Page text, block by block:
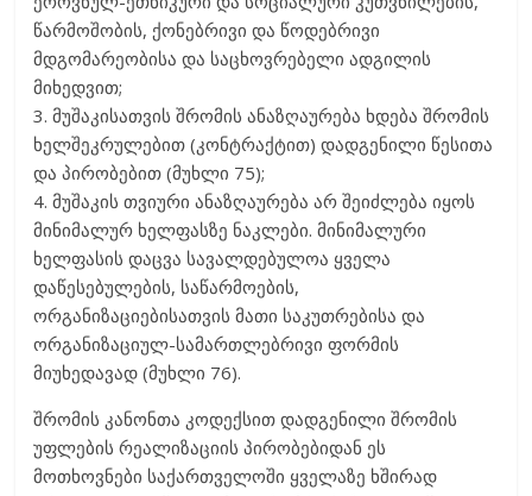
წარმოშობის, ქონებრივი და წოდებრივი
მდგომარეობისა და საცხოვრებელი ადგილის
მიხედვით;
3. მუშაკისათვის შრომის ანაზღაურება ხდება შრომის
ხელშეკრულებით (კონტრაქტით) დადგენილი წესითა
და პირობებით (მუხლი 75);
4. მუშაკის თვიური ანაზღაურება არ შეიძლება იყოს
მინიმალურ ხელფასზე ნაკლები. მინიმალური
ხელფასის დაცვა სავალდებულოა ყველა
დაწესებულების, საწარმოების,
ორგანიზაციებისათვის მათი საკუთრებისა და
ორგანიზაციულ-სამართლებრივი ფორმის
მიუხედავად (მუხლი 76).
შრომის კანონთა კოდექსით დადგენილი შრომის
უფლების რეალიზაციის პირობებიდან ეს
მოთხოვნები საქართველოში ყველაზე ხშირად